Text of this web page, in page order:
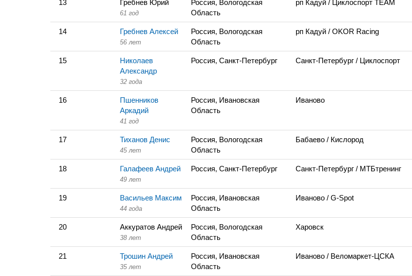
13 Гребнев Юрий
61 год
Россия, Вологодская
Область
рп Кадуй / Циклоспорт TEAM
14 Гребнев Алексей
56 лет
Россия, Вологодская
Область
рп Кадуй / OKOR Racing
15
Николаев
Александр
32 года
Россия, Санкт-Петербург Санкт-Петербург / Циклоспорт
16
Пшенников
Аркадий
41 год
Россия, Ивановская
Область
Иваново
17 Тиханов Денис
45 лет
Россия, Вологодская
Область
Бабаево / Кислород
18 Галафеев Андрей
49 лет
Россия, Санкт-Петербург Санкт-Петербург / МТБтренинг
19 Васильев Максим
44 года
Россия, Ивановская
Область
Иваново / G-Spot
20 Аккуратов Андрей
38 лет
Россия, Вологодская
Область
Харовск
21 Трошин Андрей
35 лет
Россия, Ивановская
Область
Иваново / Веломаркет-ЦСКА